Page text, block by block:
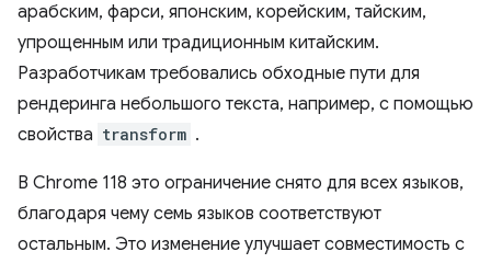
арабским, фарси, японским, корейским, тайским,
упрощенным или традиционным китайским.
Разработчикам требовались обходные пути для
рендеринга небольшого текста, например, с помощью
свойства transform .
В Chrome 118 это ограничение снято для всех языков,
благодаря чему семь языков соответствуют
остальным. Это изменение улучшает совместимость с